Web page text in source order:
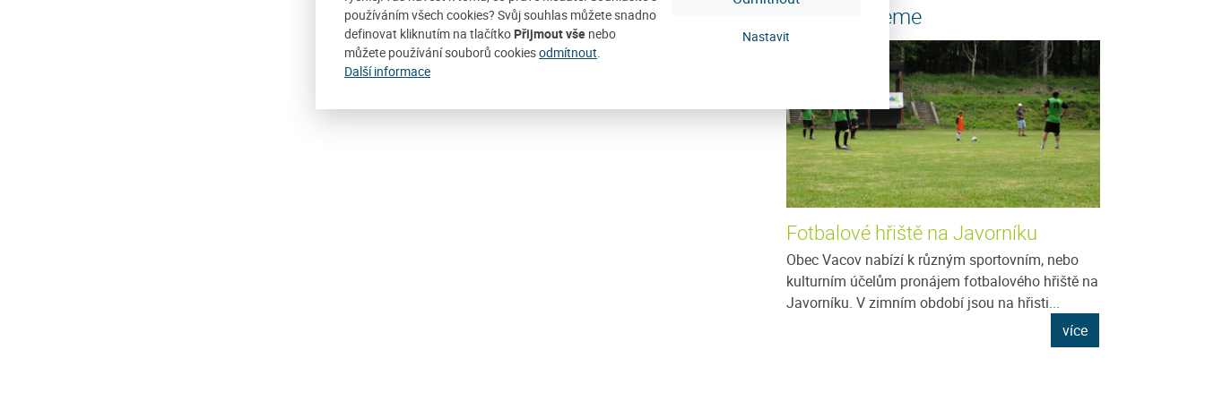
používáním všech cookies? Svůj souhlas můžete snadno
definovat kliknutím na tlačítko Přijmout vše nebo
můžete používání souborů cookiesodmítnout.
Další informace
Nastavit
Doporučujeme
Fotbalové hřiště na Javorníku
Obec Vacov nabízí k různým sportovním, nebo
kulturním účelům pronájem fotbalového hřiště na
Javorníku. V zimním období jsou na hřisti...
více